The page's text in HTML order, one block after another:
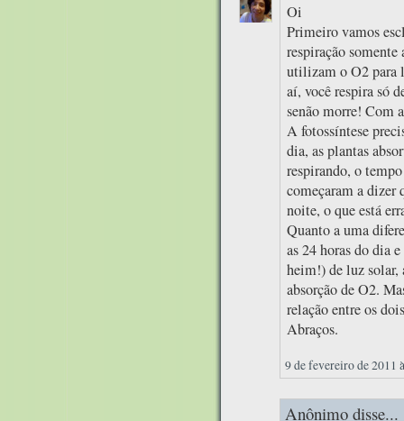
Oi
Primeiro vamos
respiração
utilizam o O2 para
aí, você respira só
senão morre! Com
A fotossíntese
dia, as plantas
respirando, o
começaram a dizer
noite, o que está
Quanto a uma
as 24 horas do dia
heim!) de luz solar,
absorção de O2.
relação entre os
Abraços.
9 de fevereiro de 2011
Anônimo disse...